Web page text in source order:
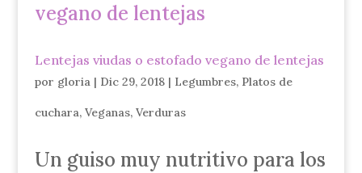
Lentejas viudas o estofado vegano de lentejas
por gloria| Dic 29, 2018| Legumbres, Platos de
cuchara, Veganas, Verduras
Un guiso muy nutritivo para los